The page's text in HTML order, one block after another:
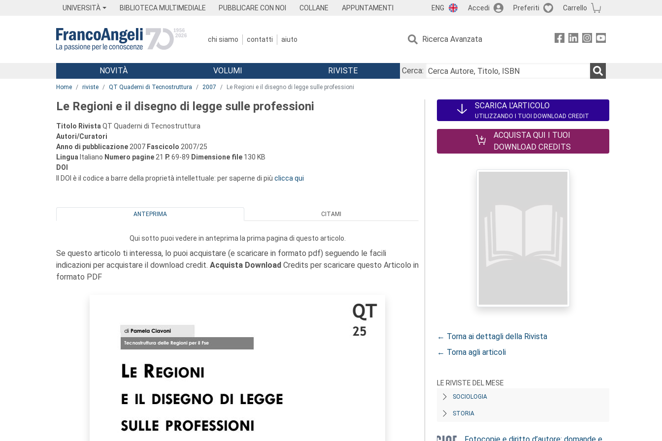
UNIVERSITÀ BIBLIOTECA MULTIMEDIALE PUBBLICARE CON NOI COLLANE APPUNTAMENTI ENG Accedi Preferiti Carrello
chi siamo contatti aiuto Ricerca Avanzata
Menu
NOVITÀ VOLUMI RIVISTE
Cerca:
Home riviste QT Quaderni di Tecnostruttura 2007 Le Regioni e il disegno di legge sulle professioni
Le Regioni e il disegno di legge sulle professioni
Titolo Rivista QT Quaderni di Tecnostruttura
Autori/Curatori
Anno di pubblicazione 2007 Fascicolo 2007/25
Lingua Italiano Numero pagine 21 P. 69-89 Dimensione file 130 KB
DOI
Il DOI è il codice a barre della proprietà intellettuale: per saperne di più clicca qui
ANTEPRIMA CITAMI
Qui sotto puoi vedere in anteprima la prima pagina di questo articolo.
Se questo articolo ti interessa, lo puoi acquistare (e scaricare in formato pdf) seguendo le facili
indicazioni per acquistare il download credit. Acquista Download Credits per scaricare questo Articolo in
formato PDF
SCARICA L'ARTICOLO
UTILIZZANDO I TUOI DOWNLOAD CREDIT
ACQUISTA QUI I TUOI
DOWNLOAD CREDITS
← Torna ai dettagli della Rivista
← Torna agli articoli
LE RIVISTE DEL MESE
SOCIOLOGIA
STORIA